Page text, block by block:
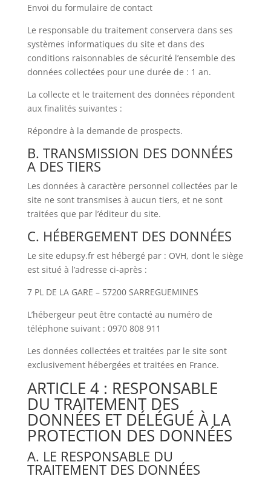
Envoi du formulaire de contact
Le responsable du traitement conservera dans ses
systèmes informatiques du site et dans des
conditions raisonnables de sécurité l’ensemble des
données collectées pour une durée de : 1 an.
La collecte et le traitement des données répondent
aux finalités suivantes :
Répondre à la demande de prospects.
B. TRANSMISSION DES DONNÉES
A DES TIERS
Les données à caractère personnel collectées par le
site ne sont transmises à aucun tiers, et ne sont
traitées que par l’éditeur du site.
C. HÉBERGEMENT DES DONNÉES
Le site edupsy.fr est hébergé par : OVH, dont le siège
est situé à l’adresse ci-après :
7 PL DE LA GARE – 57200 SARREGUEMINES
L’hébergeur peut être contacté au numéro de
téléphone suivant : 0970 808 911
Les données collectées et traitées par le site sont
exclusivement hébergées et traitées en France.
ARTICLE 4 : RESPONSABLE
DU TRAITEMENT DES
DONNÉES ET DÉLÉGUÉ À LA
PROTECTION DES DONNÉES
A. LE RESPONSABLE DU
TRAITEMENT DES DONNÉES